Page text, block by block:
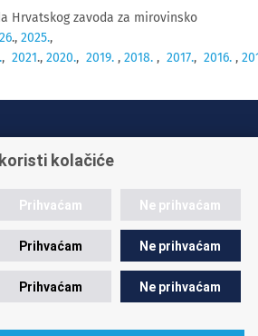
Hrvatskog zavoda za mirovinsko
., 2025.,
, 2021., 2020., 2019. , 2018. , 2017., 2016. ,
+385 1 45 95 011
Postavite pitanje
kolačiće
Prihvaćam Ne prihvaćam
Prihvaćam Ne prihvaćam
Prihvaćam Ne prihvaćam